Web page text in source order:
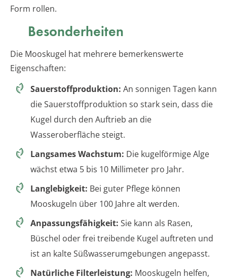
Form rollen.
Besonderheiten
Die Mooskugel hat mehrere bemerkenswerte
Eigenschaften:
Sauerstoffproduktion: An sonnigen Tagen kann
die Sauerstoffproduktion so stark sein, dass die
Kugel durch den Auftrieb an die
Wasseroberfläche steigt.
Langsames Wachstum: Die kugelförmige Alge
wächst etwa 5 bis 10 Millimeter pro Jahr.
Langlebigkeit: Bei guter Pflege können
Mooskugeln über 100 Jahre alt werden.
Anpassungsfähigkeit: Sie kann als Rasen,
Büschel oder frei treibende Kugel auftreten und
ist an kalte Süßwasserumgebungen angepasst.
Natürliche Filterleistung: Mooskugeln helfen,